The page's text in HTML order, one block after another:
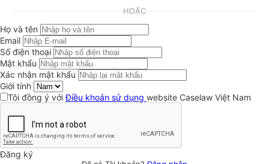
HOẶC
Họ và tên
Email
Số điện thoại
Mật khẩu
Xác nhận mật khẩu
Giới tính
Tôi đồng ý vớiĐiều khoản sử dụng website Caselaw Việt Nam
Đăng ký